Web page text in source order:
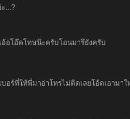
...?
เอ้อโอ๊คโทษน๊ะครับโอนมารึยังครับ
เบอร์ที่ให้พี่มาอ่าโทรไม่ติดเลยโอ้ดเอามา